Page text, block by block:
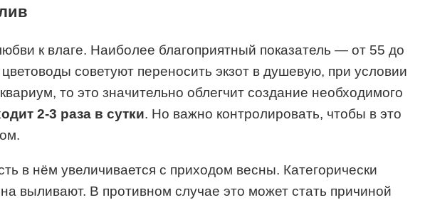
к влаге. Наиболее благоприятный показатель — от 55 до
советуют переносить экзот в душевую, при условии
то это значительно облегчит создание необходимого
2-3 раза в сутки. Но важно контролировать, чтобы в это
в нём увеличивается с приходом весны. Категорически
выливают. В противном случае это может стать причиной